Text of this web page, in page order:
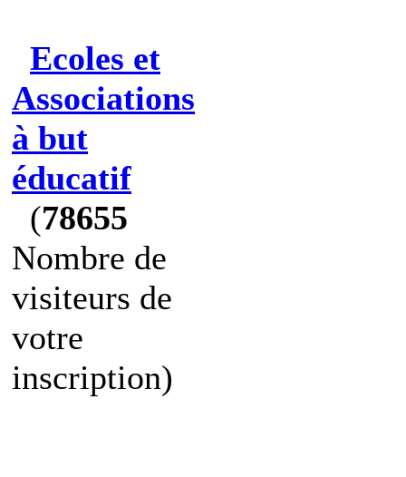
Ecoles et
Associations
à but
éducatif
(78655
Nombre de
visiteurs de
votre
inscription)